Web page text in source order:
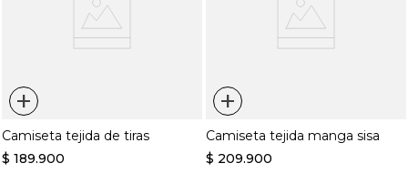
+
Camiseta tejida de tiras
$ 189.900
+
Camiseta tejida manga sisa
$ 209.900